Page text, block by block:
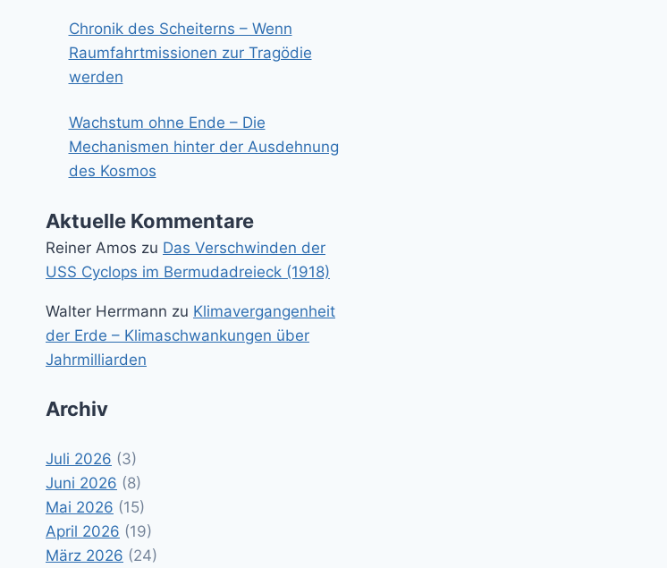
Chronik des Scheiterns – Wenn
Raumfahrtmissionen zur Tragödie
werden
Wachstum ohne Ende – Die
Mechanismen hinter der Ausdehnung
des Kosmos
Aktuelle Kommentare
Reiner Amos zu Das Verschwinden der
USS Cyclops im Bermudadreieck (1918)
Walter Herrmann zu Klimavergangenheit
der Erde – Klimaschwankungen über
Jahrmilliarden
Archiv
Juli 2026 (3)
Juni 2026 (8)
Mai 2026 (15)
April 2026 (19)
März 2026 (24)